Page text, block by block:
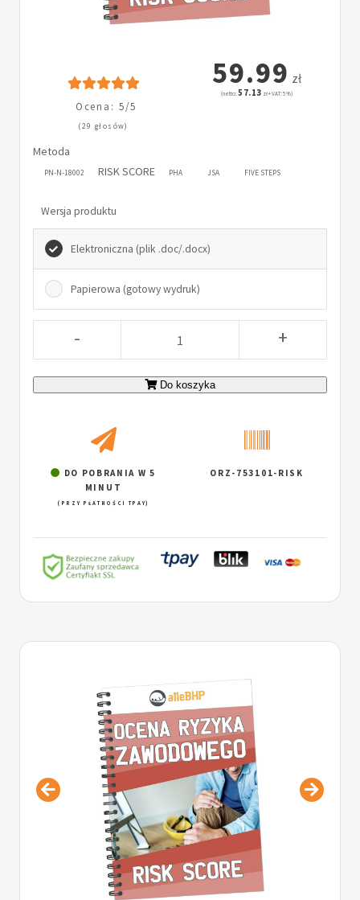
Ocena: 5/5
(29 głosów)
59.99 zł
(netto:57.13 zł + VAT: 5%)
Metoda
PN-N-18002 RISK SCORE PHA JSA FIVE STEPS
Wersja produktu
Elektroniczna (plik .doc/.docx)
Papierowa (gotowy wydruk)
- +
Do koszyka
DO POBRANIA W 5
MINUT
(PRZY PŁATNOŚCI TPAY)
ORZ-753101-RISK